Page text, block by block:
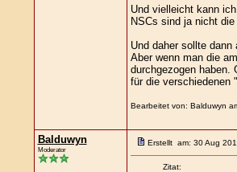
Und vielleicht kann
NSCs sind ja nicht
Und daher sollte
Aber wenn man die
durchgezogen haben.
für die verschiedenen
Bearbeitet von: Balduwyn
Balduwyn
Moderator
Erstellt am: 30 Aug
Zitat: